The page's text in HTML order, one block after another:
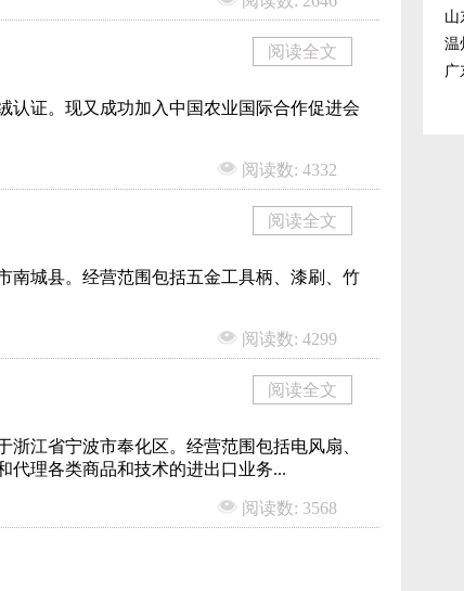
阅读全文
认证​。现又成功加入中国农业国际合作促进会
阅读数: 4332
阅读全文
南城县。经营范围包括五金工具柄、漆刷、竹
阅读数: 4299
阅读全文
江省宁波市奉化区。经营范围包括电风扇、
代理各类商品和技术的进出口业务...
阅读数: 3568
山
温
广